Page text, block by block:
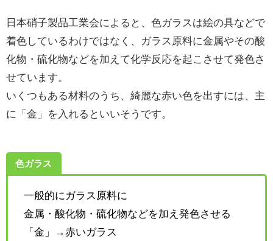
日本硝子製品工業会によると、色ガラスは絵の具などで
着色しているわけではなく、ガラス原料に金属やその酸
化物・硫化物などを加えて化学反応を起こさせて発色さ
せています。
いくつもある材料のうち、綺麗な赤い色を出すには、主
に「金」を入れるといいそうです。
色ガラス
一般的にガラス原料に
金属・酸化物・硫化物などを加え発色させる
「金」→赤いガラス